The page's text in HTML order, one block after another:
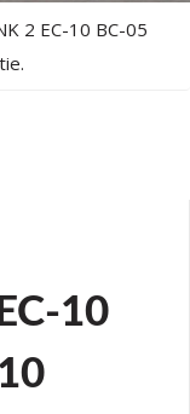
2 EC-10 BC-05
10